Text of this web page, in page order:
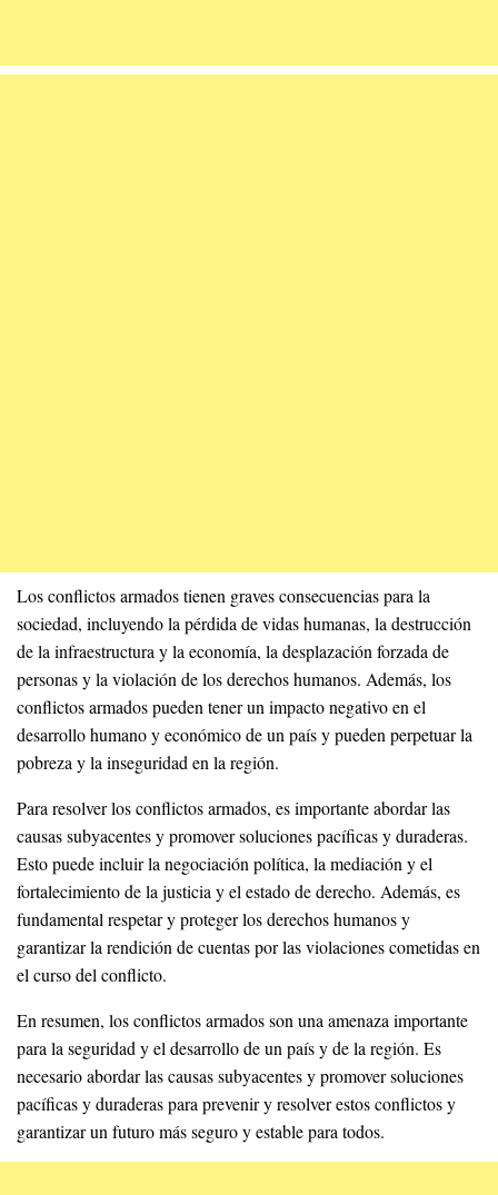
Los conflictos armados tienen graves consecuencias para la
sociedad, incluyendo la pérdida de vidas humanas, la destrucción
de la infraestructura y la economía, la desplazación forzada de
personas y la violación de los derechos humanos. Además, los
conflictos armados pueden tener un impacto negativo en el
desarrollo humano y económico de un país y pueden perpetuar la
pobreza y la inseguridad en la región.
Para resolver los conflictos armados, es importante abordar las
causas subyacentes y promover soluciones pacíficas y duraderas.
Esto puede incluir la negociación política, la mediación y el
fortalecimiento de la justicia y el estado de derecho. Además, es
fundamental respetar y proteger los derechos humanos y
garantizar la rendición de cuentas por las violaciones cometidas en
el curso del conflicto.
En resumen, los conflictos armados son una amenaza importante
para la seguridad y el desarrollo de un país y de la región. Es
necesario abordar las causas subyacentes y promover soluciones
pacíficas y duraderas para prevenir y resolver estos conflictos y
garantizar un futuro más seguro y estable para todos.